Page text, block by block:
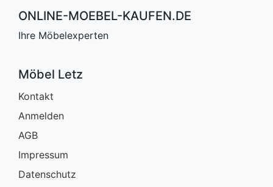
ONLINE-MOEBEL-KAUFEN.DE
Ihre Möbelexperten
Möbel Letz
Kontakt
Anmelden
AGB
Impressum
Datenschutz